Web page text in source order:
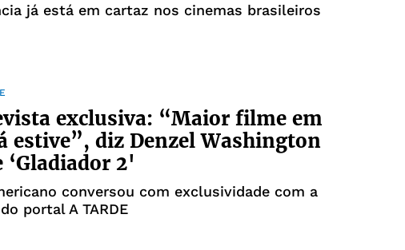
já está em cartaz nos cinemas brasileiros
exclusiva: “Maior filme em
estive”, diz Denzel Washington
‘Gladiador 2'
conversou com exclusividade com a
portal A TARDE